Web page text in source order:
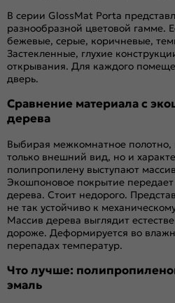
В серии GlossMat Porta
разнообразной цветовой гамме.
бежевые, серые, коричневые,
Застекленные, глухие
открывания. Для каждого
дверь.
Сравнение материала с
дерева
Выбирая межкомнатное полотно,
только внешний вид, но и
полипропилену выступают
Экошпоновое покрытие передает
дерева. Стоит недорого.
не так устойчиво к
Массив дерева выглядит
дороже. Деформируется во
перепадах температур.
Что лучше:
эмаль